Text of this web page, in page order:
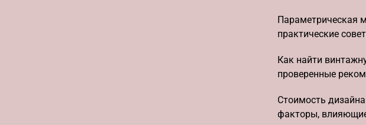
Параметрическая
практические
Как найти
проверенные
Стоимость
факторы,